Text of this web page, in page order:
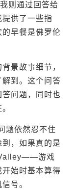
则通过回答给
供了一些指
早餐是佛罗伦
景故事细节，
到。这个问答
问题，同时也
题依然忍不住
，如果真的是
Valley——游戏
始时基本算得
号。